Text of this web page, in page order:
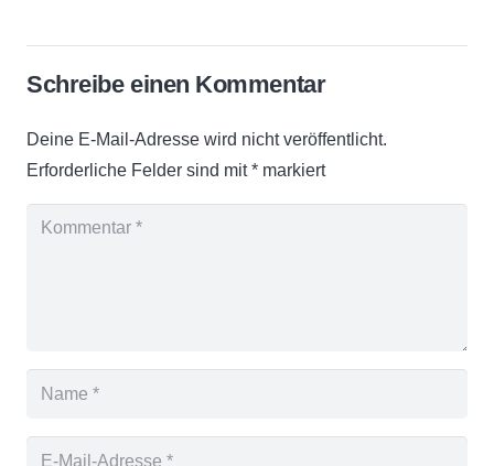
Schreibe einen Kommentar
Deine E-Mail-Adresse wird nicht veröffentlicht.
Erforderliche Felder sind mit* markiert